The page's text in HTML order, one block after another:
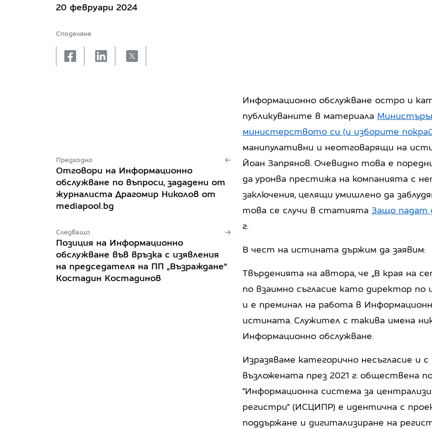
20 февруари 2024
Споделяне
facebooklinkedinX
Предходно
Отговори на Информационно
обслужване по въпроси, зададени от
журналиста Драгомир Николов от
mediapool.bg
Следващо
Позиция на Информационно
обслужване във връзка с изявления
на председателя на ПП „Възраждане“
Костадин Костадинов
Информационно обслужване остро и
публикуваните в материала
министерството си (и изборите
манипулативни и неотговарящи на
Йоан Запрянов. Очевидно това е
да уронва престижа на компанията с
заключения, целящи умишлено да
това се случи в статията Защо падат
г.
В чест на истината държим да заявим:
Твърденията на автора, че „В края на
по взаимно съгласие като директор
и е преминал на работа в
истината. Служител с такива имена
Информационно обслужване.
Изразяваме категорично несъгласие и
възложената през 2021 г. обществена
"Информационна система за
регистри" (ИСЦИПР) е идентична с
поддържане и дигитализиране на